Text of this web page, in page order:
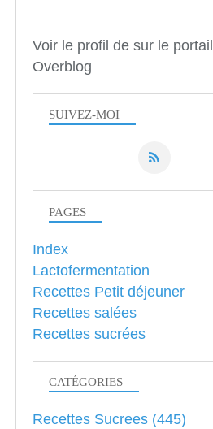
SUIVEZ-MOI
Voir le profil de sur le portail
Overblog
PAGES
Index
Lactofermentation
Recettes Petit déjeuner
Recettes salées
Recettes sucrées
CATÉGORIES
Recettes Sucrees (445)